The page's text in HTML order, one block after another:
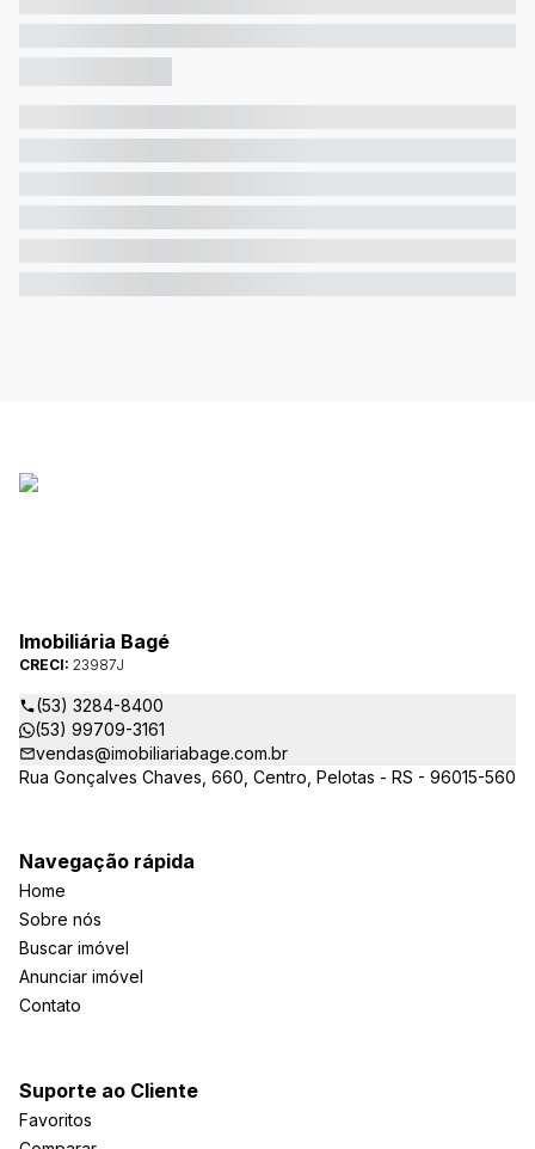
Imobiliária Bagé
CRECI: 23987J
(53) 3284-8400
(53) 99709-3161
vendas@imobiliariabage.com.br
Rua Gonçalves Chaves, 660, Centro, Pelotas - RS - 96015-560
Navegação rápida
Home
Sobre nós
Buscar imóvel
Anunciar imóvel
Contato
Suporte ao Cliente
Favoritos